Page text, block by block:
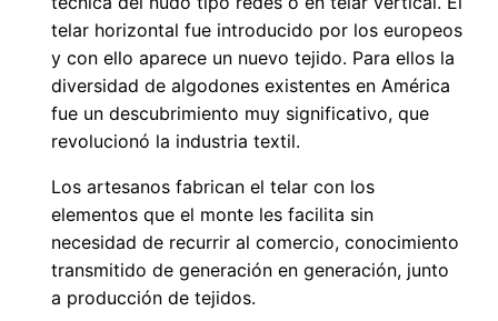
telar horizontal fue introducido por los europeos
y con ello aparece un nuevo tejido. Para ellos la
diversidad de algodones existentes en América
fue un descubrimiento muy significativo, que
revolucionó la industria textil.
Los artesanos fabrican el telar con los
elementos que el monte les facilita sin
necesidad de recurrir al comercio, conocimiento
transmitido de generación en generación, junto
a producción de tejidos.